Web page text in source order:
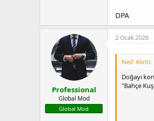
DPA
Professional
Global Mod
Global Mod
2 Ocak 2026
Neil' Alıntı:
Doğayı
"Bahçe